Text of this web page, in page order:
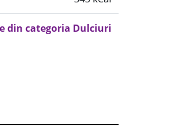
din categoria Dulciuri